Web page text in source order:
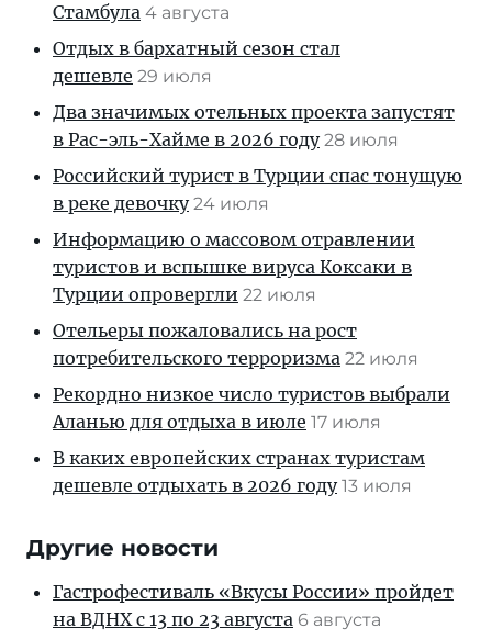
Стамбула 4 августа
Отдых в бархатный сезон стал
дешевле 29 июля
Два значимых отельных проекта запустят
в Рас-эль-Хайме в 2026 году 28 июля
Российский турист в Турции спас тонущую
в реке девочку 24 июля
Информацию о массовом отравлении
туристов и вспышке вируса Коксаки в
Турции опровергли 22 июля
Отельеры пожаловались на рост
потребительского терроризма 22 июля
Рекордно низкое число туристов выбрали
Аланью для отдыха в июле 17 июля
В каких европейских странах туристам
дешевле отдыхать в 2026 году 13 июля
Другие новости
Гастрофестиваль «Вкусы России» пройдет
на ВДНХ с 13 по 23 августа 6 августа